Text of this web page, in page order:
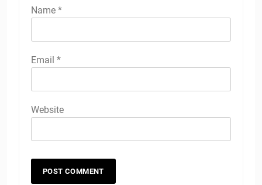
Name *
Email *
Website